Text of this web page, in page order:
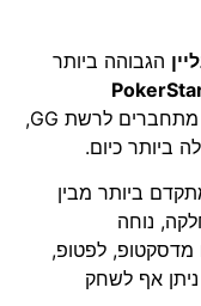
הגבוהה ביותר
. שחקני פוקר מכל העולם מתחברים לרשת GG,
ביותר כיום.
ביותר מבין
נוחה
מדסקטופ, לפטופ,
ניתן אף לשחק